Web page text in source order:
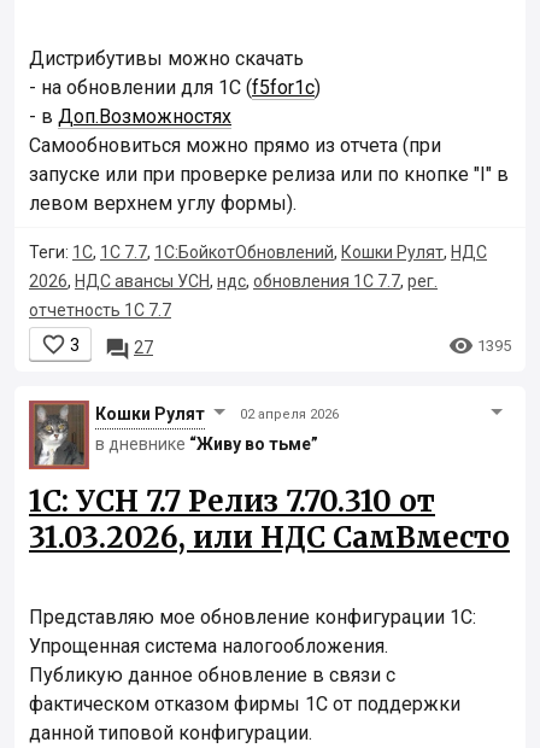
Дистрибутивы можно скачать
- на обновлении для 1С (f5for1c)
- в Доп.Возможностях
Самообновиться можно прямо из отчета (при
запуске или при проверке релиза или по кнопке "I" в
левом верхнем углу формы).
Теги: 1С, 1С 7.7, 1С:БойкотОбновлений, Кошки Рулят, НДС
2026, НДС авансы УСН, ндс, обновления 1С 7.7, рег.
отчетность 1С 7.7
 3  27  1395
Кошки Рyлят 02 апреля 2026
в дневнике “Живу во тьме”
1С: УСН 7.7 Релиз 7.70.310 от
31.03.2026, или НДС СамВместо
Представляю мое обновление конфигурации 1С:
Упрощенная система налогообложения.
Публикую данное обновление в связи с
фактическом отказом фирмы 1С от поддержки
данной типовой конфигурации.